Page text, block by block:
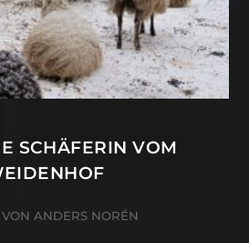
SCHÄFERIN VOM
ANDERS NORÉN